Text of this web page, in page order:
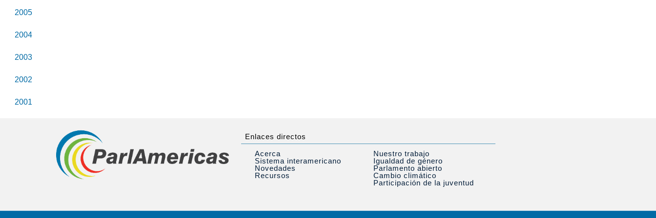
2005
2004
2003
2002
2001
Enlaces directos
Acerca
Sistema interamericano
Novedades
Recursos
Nuestro trabajo
Igualdad de género
Parlamento abierto
Cambio climático
Participación de la juventud